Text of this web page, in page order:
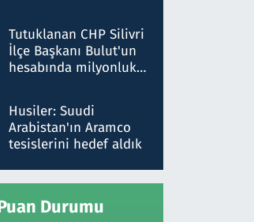
düşürüldüğü" iddiasını
yalanladı
Tutuklanan CHP Silivri
İlçe Başkanı Bulut'un
hesabında milyonluk
talimat verdi, ben
gönderdim
Husiler: Suudi
Arabistan'ın Aramco
tesislerini hedef aldık
Durumu